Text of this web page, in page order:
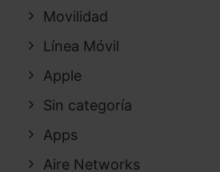
Movilidad
Línea Móvil
Apple
Sin categoría
Apps
Aire Networks